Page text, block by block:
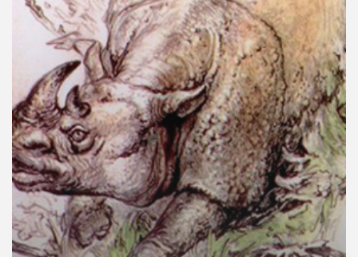
บทความ
ข่าว
และ
กิจกรรม
เกี่ยว
กับ
เรา